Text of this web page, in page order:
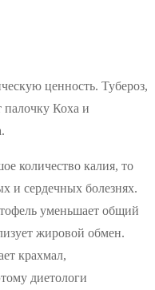
ценность. Тубероз,
палочку Коха и
количество калия, то
и сердечных болезнях.
уменьшает общий
жировой обмен.
крахмал,
диетологи